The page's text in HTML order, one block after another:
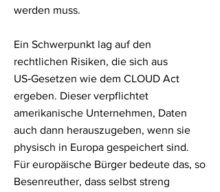
werden muss.
Ein Schwerpunkt lag auf den
rechtlichen Risiken, die sich aus
US‑Gesetzen wie dem CLOUD Act
ergeben. Dieser verpflichtet
amerikanische Unternehmen, Daten
auch dann herauszugeben, wenn sie
physisch in Europa gespeichert sind.
Für europäische Bürger bedeute das, so
Besenreuther, dass selbst streng